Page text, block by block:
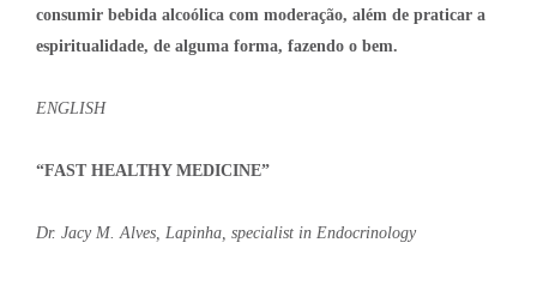
consumir bebida alcoólica com moderação, além de praticar a
espiritualidade, de alguma forma, fazendo o bem.
ENGLISH
“FAST HEALTHY MEDICINE”
Dr. Jacy M. Alves, Lapinha, specialist in Endocrinology